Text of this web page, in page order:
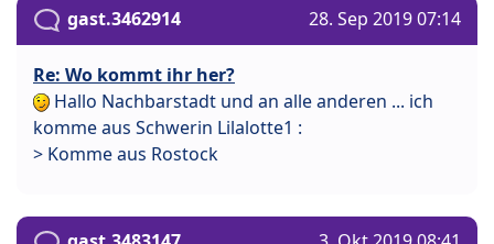
gast.3462914 28. Sep 2019 07:14
Re: Wo kommt ihr her?
Hallo Nachbarstadt und an alle anderen ... ich
komme aus Schwerin Lilalotte1 :
> Komme aus Rostock